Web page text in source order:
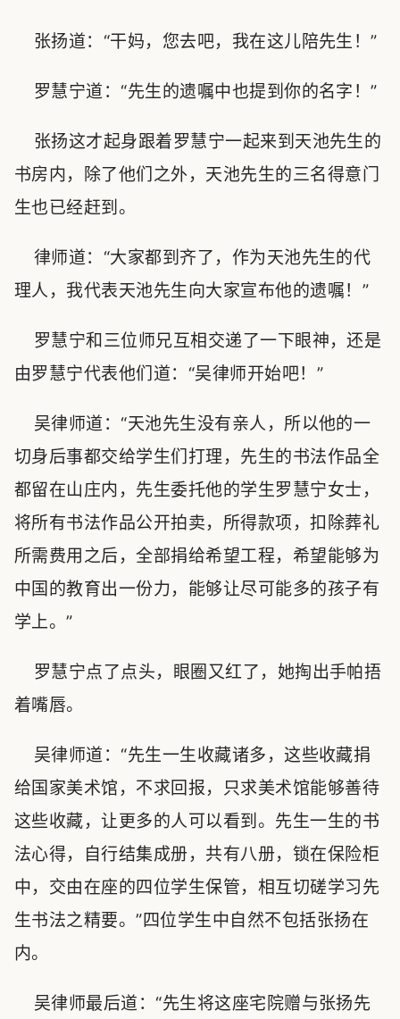
张扬道：“干妈，您去吧，我在这儿陪先生！”
罗慧宁道：“先生的遗嘱中也提到你的名字！”
张扬这才起身跟着罗慧宁一起来到天池先生的
书房内，除了他们之外，天池先生的三名得意门
生也已经赶到。
律师道：“大家都到齐了，作为天池先生的代
理人，我代表天池先生向大家宣布他的遗嘱！”
罗慧宁和三位师兄互相交递了一下眼神，还是
由罗慧宁代表他们道：“吴律师开始吧！”
吴律师道：“天池先生没有亲人，所以他的一
切身后事都交给学生们打理，先生的书法作品全
都留在山庄内，先生委托他的学生罗慧宁女士，
将所有书法作品公开拍卖，所得款项，扣除葬礼
所需费用之后，全部捐给希望工程，希望能够为
中国的教育出一份力，能够让尽可能多的孩子有
学上。”
罗慧宁点了点头，眼圈又红了，她掏出手帕捂
着嘴唇。
吴律师道：“先生一生收藏诸多，这些收藏捐
给国家美术馆，不求回报，只求美术馆能够善待
这些收藏，让更多的人可以看到。先生一生的书
法心得，自行结集成册，共有八册，锁在保险柜
中，交由在座的四位学生保管，相互切磋学习先
生书法之精要。”四位学生中自然不包括张扬在
内。
吴律师最后道：“先生将这座宅院赠与张扬先